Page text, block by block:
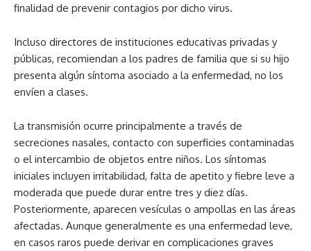
finalidad de prevenir contagios por dicho virus.
Incluso directores de instituciones educativas privadas y
públicas, recomiendan a los padres de familia que si su hijo
presenta algún síntoma asociado a la enfermedad, no los
envíen a clases.
La transmisión ocurre principalmente a través de
secreciones nasales, contacto con superficies contaminadas
o el intercambio de objetos entre niños. Los síntomas
iniciales incluyen irritabilidad, falta de apetito y fiebre leve a
moderada que puede durar entre tres y diez días.
Posteriormente, aparecen vesículas o ampollas en las áreas
afectadas. Aunque generalmente es una enfermedad leve,
en casos raros puede derivar en complicaciones graves